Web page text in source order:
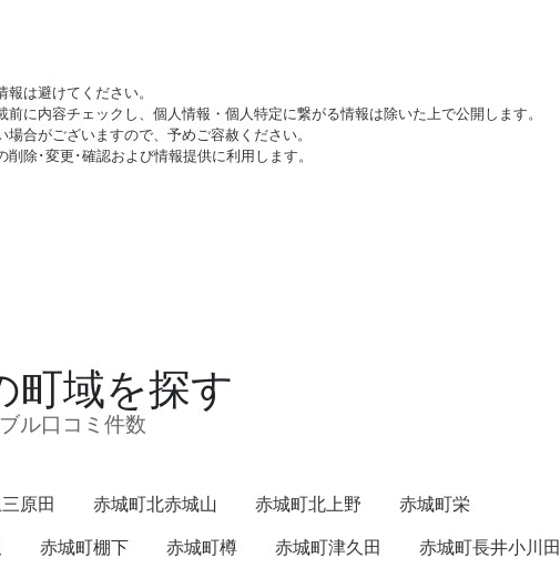
は避けてください。
に内容チェックし、個人情報・個人特定に繋がる情報は除いた上で公開します。
合がございますので、予めご容赦ください。
除･変更･確認および情報提供に利用します。
町域を探す
ル口コミ件数
原田 赤城町北赤城山 赤城町北上野
赤城町栄
赤城町棚下 赤城町樽 赤城町津久田
赤城町長井小川田